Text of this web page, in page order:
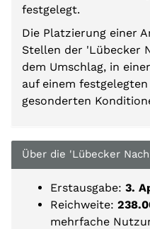
festgelegt.
Die Platzierung einer
Stellen der 'Lübecker
dem Umschlag, in
auf einem
gesonderten
Über die 'Lübecker
Erstausgabe: 3.
Reichweite:
mehrfache